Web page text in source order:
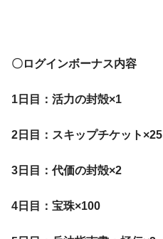
〇ログインボーナス内容
1日目：活力の封殻×1
2日目：スキップチケット×25
3日目：代価の封殻×2
4日目：宝珠×100